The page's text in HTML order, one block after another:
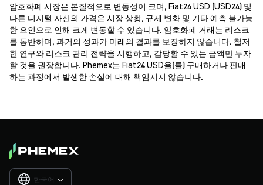
암호화폐 시장은 본질적으로 변동성이 크며, Fiat24 USD (USD24) 및
다른 디지털 자산의 가격은 시장 상황, 규제 변화 및 기타 예측 불가능
한 요인으로 인해 크게 변동할 수 있습니다. 암호화폐 거래는 리스크
를 동반하며, 과거의 성과가 미래의 결과를 보장하지 않습니다. 철저
한 연구와 리스크 관리 전략을 시행하고, 감당할 수 있는 금액만 투자
할 것을 권장합니다. Phemex는 Fiat24 USD을(를) 구매하거나 판매
하는 과정에서 발생한 손실에 대해 책임지지 않습니다.
한국어 